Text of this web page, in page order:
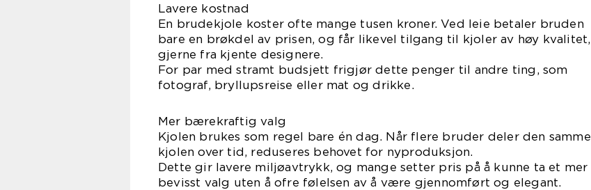
Lavere kostnad
En brudekjole koster ofte mange tusen kroner. Ved leie betaler bruden
bare en brøkdel av prisen, og får likevel tilgang til kjoler av høy kvalitet,
gjerne fra kjente designere.
For par med stramt budsjett frigjør dette penger til andre ting, som
fotograf, bryllupsreise eller mat og drikke.
Mer bærekraftig valg
Kjolen brukes som regel bare én dag. Når flere bruder deler den samme
kjolen over tid, reduseres behovet for nyproduksjon.
Dette gir lavere miljøavtrykk, og mange setter pris på å kunne ta et mer
bevisst valg uten å ofre følelsen av å være gjennomført og elegant.